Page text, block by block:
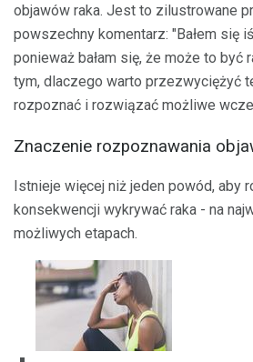
objawów raka. Jest to zilustrowane
powszechny komentarz: "Bałem się
ponieważ bałam się, że może to być
tym, dlaczego warto przezwyciężyć
rozpoznać i rozwiązać możliwe
Znaczenie rozpoznawania
Istnieje więcej niż jeden powód, aby
konsekwencji wykrywać raka - na
możliwych etapach.